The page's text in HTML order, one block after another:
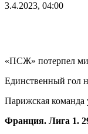
3.4.2023, 04:00
«ПСЖ» потерпел
Единственный гол
Парижская команда
Франция. Лига 1.